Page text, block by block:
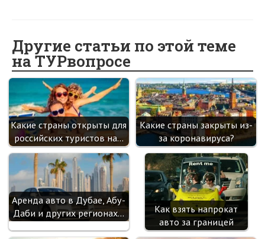
o
o
k
o
kl
as
sn
ik
i
er dI
n
es
t
a
m
Другие статьи по этой теме
на ТУРвопросе
Какие страны открыты для
российских туристов на…
Какие страны закрыты из-
за коронавируса?
Аренда авто в Дубае, Абу-
Даби и других регионах…
Как взять напрокат
авто за границей